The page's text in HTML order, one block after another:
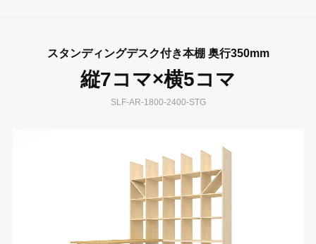
スタンディングデスク付き本棚 奥行350mm
縦7コマ×横5コマ
SLF-AR-1800-2400-STG